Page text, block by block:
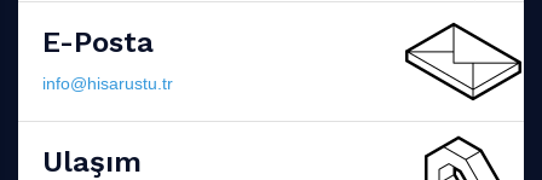
E-Posta
info@hisarustu.tr
Ulaşım